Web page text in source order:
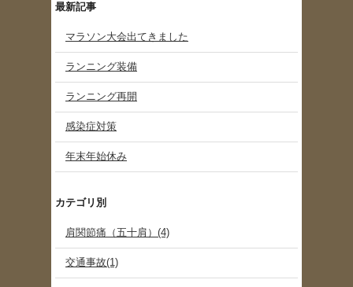
最新記事
マラソン大会出てきました
ランニング装備
ランニング再開
感染症対策
年末年始休み
カテゴリ別
肩関節痛（五十肩）(4)
交通事故(1)